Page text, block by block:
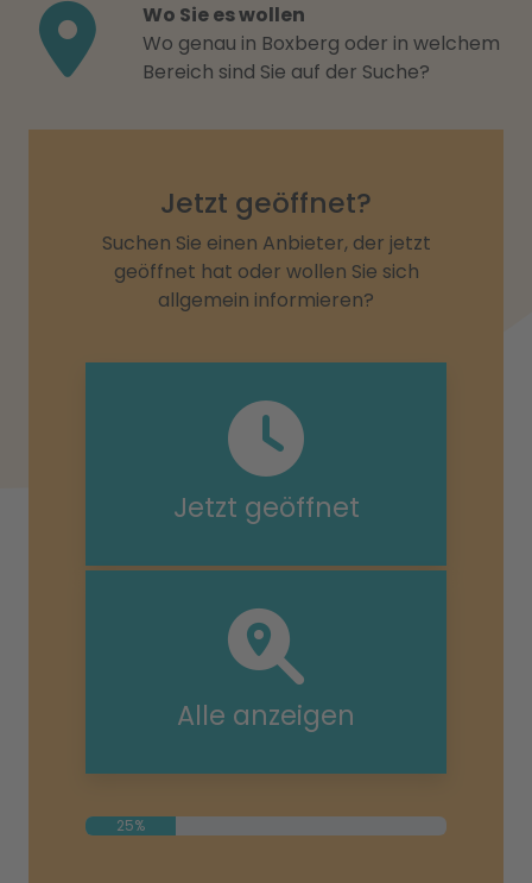
Wo Sie es wollen
Wo genau in Boxberg oder in welchem
Bereich sind Sie auf der Suche?
Jetzt geöffnet?
Suchen Sie einen Anbieter, der jetzt
geöffnet hat oder wollen Sie sich
allgemein informieren?
Jetzt geöffnet
Alle anzeigen
25%